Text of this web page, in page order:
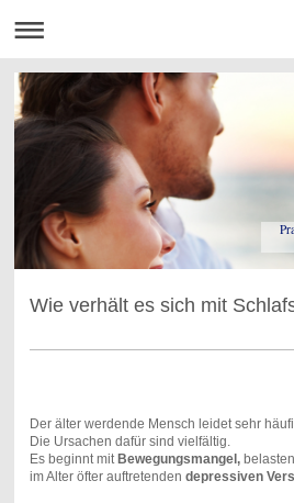
Wie verhält es sich mit
Der älter werdende Mensch leidet sehr
Die Ursachen dafür sind vielfältig.
Es beginnt mit Bewegungsmangel,
im Alter öfter auftretenden depressiven